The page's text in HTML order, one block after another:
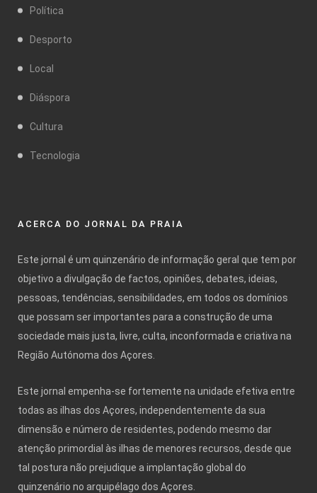
Política
Desporto
Local
Diáspora
Cultura
Tecnologia
ACERCA DO JORNAL DA PRAIA
Este jornal é um quinzenário de informação geral que tem por
objetivo a divulgação de factos, opiniões, debates, ideias,
pessoas, tendências, sensibilidades, em todos os domínios
que possam ser importantes para a construção de uma
sociedade mais justa, livre, culta, inconformada e criativa na
Região Autónoma dos Açores.
Este jornal empenha-se fortemente na unidade efetiva entre
todas as ilhas dos Açores, independentemente da sua
dimensão e número de residentes, podendo mesmo dar
atenção primordial às ilhas de menores recursos, desde que
tal postura não prejudique a implantação global do
quinzenário no arquipélago dos Açores.